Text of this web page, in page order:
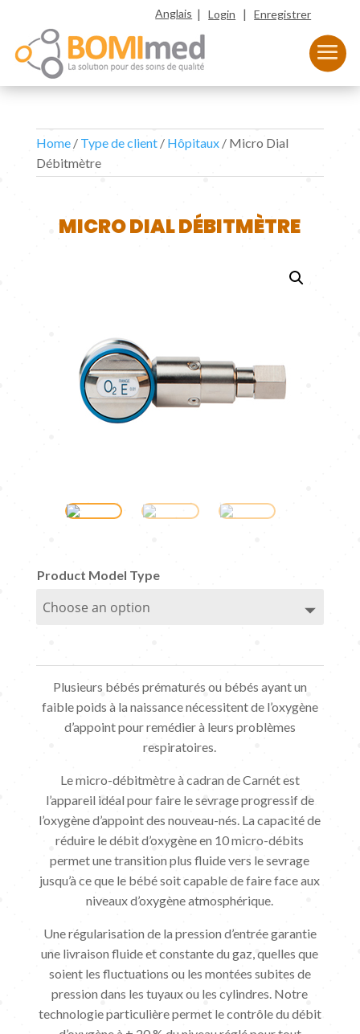
Anglais |Login |Enregistrer
Home/ Type de client/ Hôpitaux/ Micro Dial
Débitmètre
MICRO DIAL DÉBITMÈTRE
Product Model Type
Plusieurs bébés prématurés ou bébés ayant un
faible poids à la naissance nécessitent de l’oxygène
d’appoint pour remédier à leurs problèmes
respiratoires.
Le micro-débitmètre à cadran de Carnét est
l’appareil idéal pour faire le sevrage progressif de
l’oxygène d’appoint des nouveau-nés. La capacité de
réduire le débit d’oxygène en 10 micro-débits
permet une transition plus fluide vers le sevrage
jusqu’à ce que le bébé soit capable de faire face aux
niveaux d’oxygène atmosphérique.
Une régularisation de la pression d’entrée garantie
une livraison fluide et constante du gaz, quelles que
soient les fluctuations ou les montées subites de
pression dans les tuyaux ou les cylindres. Notre
technologie particulière permet le contrôle du débit